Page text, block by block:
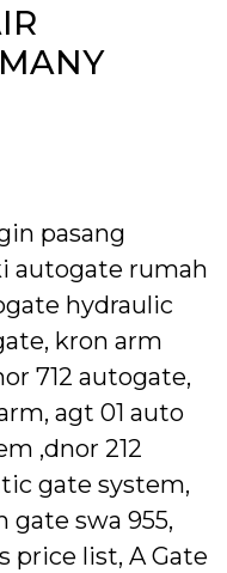
pasang
autogate rumah
hydraulic
kron arm
712 autogate,
agt 01 auto
,dnor 212
gate system,
gate swa 955,
price list, A Gate